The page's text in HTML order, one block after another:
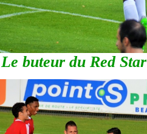
Le buteur du Red